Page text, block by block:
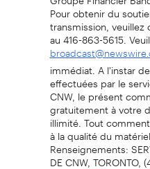
Pour obtenir du
transmission,
au 416-863-5615.
immédiat. A l'instar
effectuées par le
CNW, le présent
gratuitement à votre
illimité. Tout
à la qualité du
Renseignements:
DE CNW, TORONTO,